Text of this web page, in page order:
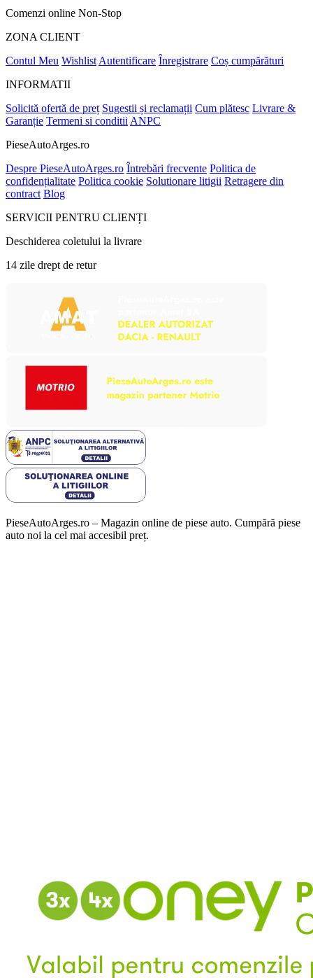
Comenzi online Non-Stop
ZONA CLIENT
Contul Meu Wishlist Autentificare Înregistrare Coș cumpărături
INFORMATII
Solicită ofertă de preț Sugestii și reclamații Cum plătesc Livrare &
Garanție Termeni si conditii ANPC
PieseAutoArges.ro
Despre PieseAutoArges.ro Întrebări frecvente Politica de
confidențialitate Politica cookie Solutionare litigii Retragere din
contract Blog
SERVICII PENTRU CLIENȚI
Deschiderea coletului la livrare
14 zile drept de retur
PieseAutoArges.ro – Magazin online de piese auto. Cumpără piese
auto noi la cel mai accesibil preț.